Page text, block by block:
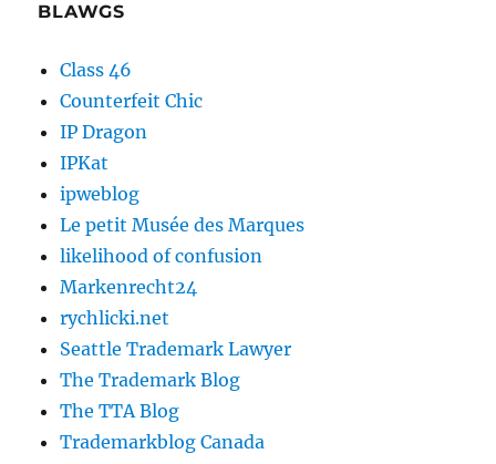
BLAWGS
Class 46
Counterfeit Chic
IP Dragon
IPKat
ipweblog
Le petit Musée des Marques
likelihood of confusion
Markenrecht24
rychlicki.net
Seattle Trademark Lawyer
The Trademark Blog
The TTA Blog
Trademarkblog Canada